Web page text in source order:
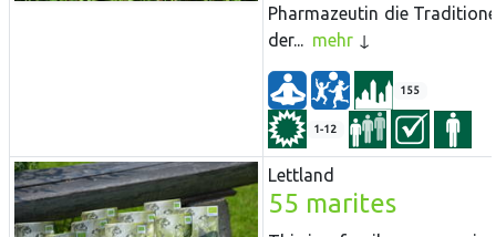
Pharmazeutin die
der... mehr
155
1-12
Lettland
55 marites